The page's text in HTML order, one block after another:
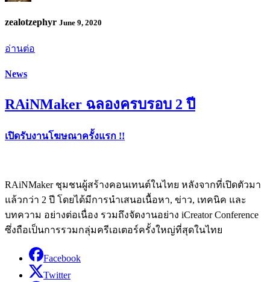
zealotzephyr June 9, 2020
อ่านต่อ
News
RAiNMaker ฉลองครบรอบ 2 ปี
เปิดรับงานโฆษณาครั้งแรก !!
RAiNMaker ชุมชนผู้สร้างคอนเทนต์ในไทย หลังจากที่เปิดตัวมา
แล้วกว่า 2 ปี โดยได้มีการนำเสนอเนื้อหา, ข่าว, เทคนิค และ
บทความ อย่างต่อเนื่อง รวมถึงจัดงานอย่าง iCreator Conference
ซึ่งถือเป็นการรวมกลุ่มครีเอเตอร์ครั้งใหญ่ที่สุดในไทย
Facebook
Twitter